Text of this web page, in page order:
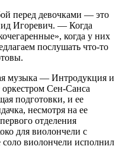
перед девочками — это
Игоревич. — Когда
когда у них
послушать что-то
музыка — Интродукция и
Сен-Санса
подготовки, и ее
несмотря на ее
отделения
для виолончели с
соло виолончели исполнил